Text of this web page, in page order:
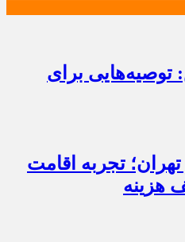
توصیه‌هایی برای
تجربه اقامت
هزینه